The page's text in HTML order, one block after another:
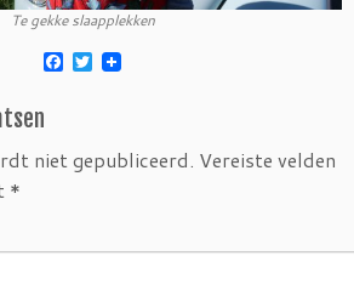
Te gekke slaapplekken
F
o
T
w
e
r
niet gepubliceerd. Vereiste velden
*